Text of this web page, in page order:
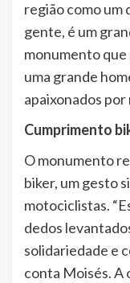
região como um
gente, é um
monumento que
uma grande
apaixonados
Cumprimento
O monumento
biker, um gesto
motociclistas.
dedos
solidariedade e
conta Moisés. A